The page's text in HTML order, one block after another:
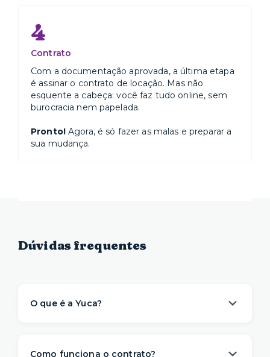
4
Contrato
Com a documentação aprovada, a última etapa
é assinar o contrato de locação. Mas não
esquente a cabeça: você faz tudo online, sem
burocracia nem papelada.
Pronto!Agora, é só fazer as malas e preparar a
sua mudança.
Dúvidas frequentes
O que é a Yuca?
Como funciona o contrato?